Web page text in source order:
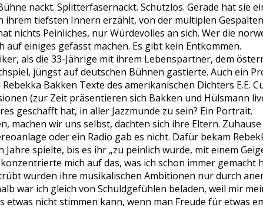
nackt. Splitterfasernackt. Schutzlos. Gerade hat sie
ihrem tiefsten Innern erzählt, von der multiplen
nichts Peinliches, nur Würdevolles an sich. Wer die
auf einiges gefasst machen. Es gibt kein Entkommen.
als die 33-Jährige mit ihrem Lebenspartner, dem
jüngst auf deutschen Bühnen gastierte. Auch ein
Bakken Texte des amerikanischen Dichters E.E.
(zur Zeit präsentieren sich Bakken und Hülsmann
geschafft hat, in aller Jazzmunde zu sein? Ein Portrait.
machen wir uns selbst, dachten sich ihre Eltern.
oder ein Radio gab es nicht. Dafür bekam
spielte, bis es ihr „zu peinlich wurde, mit einem
mich auf das, was ich schon immer gemacht
wurden ihre musikalischen Ambitionen nur durch
war ich gleich von Schuldgefühlen beladen, weil mir
etwas nicht stimmen kann, wenn man Freude für etwas